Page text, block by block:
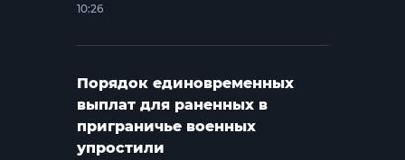
10:26
Порядок единовременных
выплат для раненных в
приграничье военных
упростили